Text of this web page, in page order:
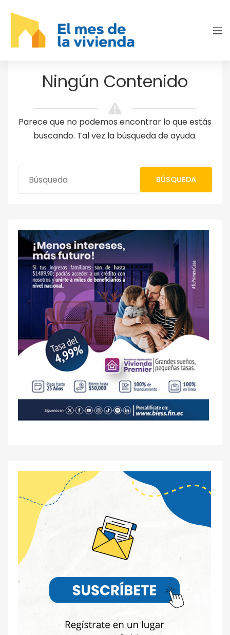
Ningún Contenido
Parece que no podemos encontrar lo que estás
buscando. Tal vez la búsqueda de ayuda.
BÚSQUEDA